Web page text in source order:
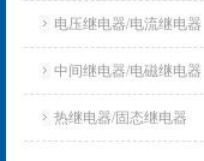
电压继电器/电流继电器
中间继电器/电磁继电器
热继电器/固态继电器